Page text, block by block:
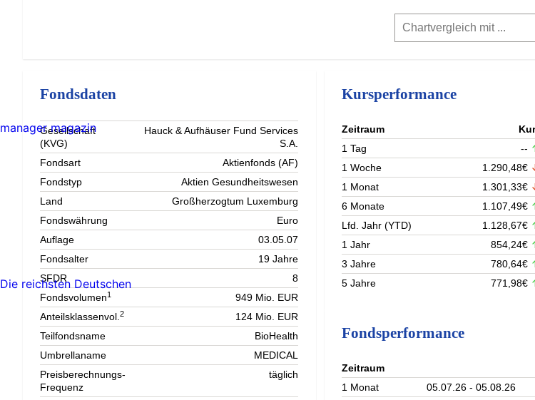
Fondsdaten
Gesellschaft
(KVG)
Hauck & Aufhäuser Fund Services
S.A.
Fondsart
Aktienfonds (AF)
Fondstyp
Aktien Gesundheitswesen
Land
Großherzogtum Luxemburg
Fondswährung
Euro
Auflage
03.05.07
Fondsalter
19 Jahre
SFDR
8
Fondsvolumen1
949 Mio. EUR
Anteilsklassenvol.2
124 Mio. EUR
Teilfondsname
BioHealth
Umbrellaname
MEDICAL
Preisberechnungs-
Frequenz
täglich
Kursperformance
Zeitraum
1 Tag
--
1 Woche
1.290,48€
1 Monat
1.301,33€
6 Monate
1.107,49€
Lfd. Jahr (YTD)
1.128,67€
1 Jahr
854,24€
3 Jahre
780,64€
5 Jahre
771,98€
Fondsperformance
Zeitraum
1 Monat 05.07.26 - 05.08.26
manager magazin
Die reichsten Deutschen